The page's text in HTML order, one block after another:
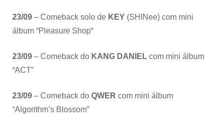
23/09 – Comeback solo de KEY (SHINee) com mini
álbum “Pleasure Shop“
23/09 – Comeback do KANG DANIEL com mini álbum
“ACT”
23/09 – Comeback do QWER com mini álbum
“Algorithm’s Blossom”